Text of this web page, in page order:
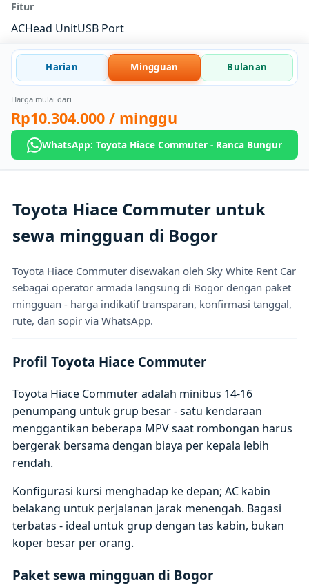
Fitur
ACHead UnitUSB Port
Harian Mingguan Bulanan
Harga mulai dari
Rp10.304.000 / minggu
WhatsApp: Toyota Hiace Commuter - Ranca Bungur
Toyota Hiace Commuter untuk
sewa mingguan di Bogor
Toyota Hiace Commuter disewakan oleh Sky White Rent Car
sebagai operator armada langsung di Bogor dengan paket
mingguan - harga indikatif transparan, konfirmasi tanggal,
rute, dan sopir via WhatsApp.
Profil Toyota Hiace Commuter
Toyota Hiace Commuter adalah minibus 14-16
penumpang untuk grup besar - satu kendaraan
menggantikan beberapa MPV saat rombongan harus
bergerak bersama dengan biaya per kepala lebih
rendah.
Konfigurasi kursi menghadap ke depan; AC kabin
belakang untuk perjalanan jarak menengah. Bagasi
terbatas - ideal untuk grup dengan tas kabin, bukan
koper besar per orang.
Paket sewa mingguan di Bogor